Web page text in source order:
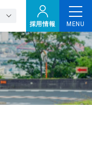
採用情報
MENU